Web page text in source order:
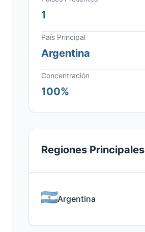
1
País Principal
Argentina
Concentración
100%
Regiones Principales
Argentina